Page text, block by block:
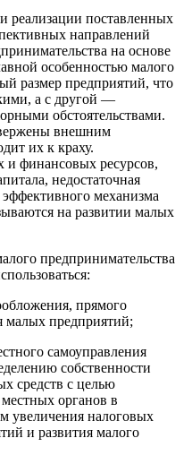
реализации поставленных
направлений
на основе
особенностью малого
размер предприятий, что
а с другой —
обстоятельствами.
внешним
их к краху.
финансовых ресурсов,
недостаточная
механизма
на развитии малых
предпринимательства
прямого
малых предприятий;
самоуправления
собственности
средств с целью
органов в
увеличения налоговых
и развития малого